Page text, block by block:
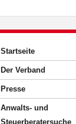
Startseite
Der Verband
Presse
Anwalts- und
Steuerberatersuche